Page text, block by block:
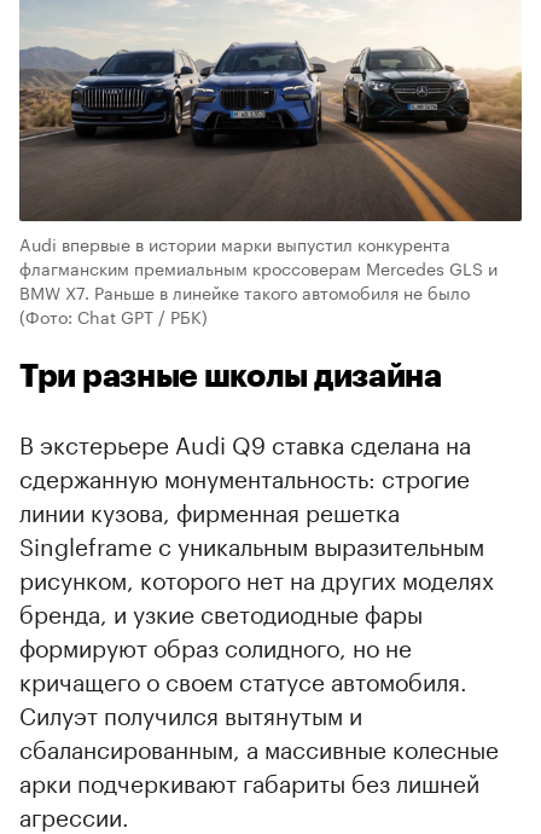
Audi впервые в истории марки выпустил конкурента
флагманским премиальным кроссоверам Mercedes GLS и
BMW X7. Раньше в линейке такого автомобиля не было
(Фото: Chat GPT / РБК)
00:00 00:00
Три разные школы дизайна
В экстерьере Audi Q9 ставка сделана на
сдержанную монументальность: строгие
линии кузова, фирменная решетка
Singleframe с уникальным выразительным
рисунком, которого нет на других моделях
бренда, и узкие светодиодные фары
формируют образ солидного, но не
кричащего о своем статусе автомобиля.
Силуэт получился вытянутым и
сбалансированным, а массивные колесные
арки подчеркивают габариты без лишней
агрессии.